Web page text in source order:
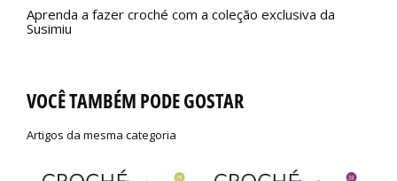
Aprenda a fazer croché com a coleção exclusiva da
Susimiu
VOCÊ TAMBÉM PODE GOSTAR
Artigos da mesma categoria